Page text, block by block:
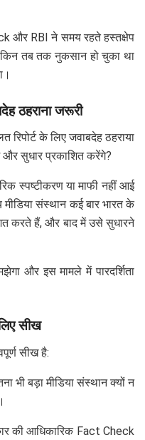
और RBI ने समय रहते हस्तक्षेप
तब तक नुकसान हो चुका था
ठहराना जरूरी
रिपोर्ट के लिए जवाबदेह ठहराया
और सुधार प्रकाशित करेंगे?
स्पष्टीकरण या माफी नहीं आई
मीडिया संस्थान कई बार भारत के
करते हैं, और बाद में उसे सुधारने
और इस मामले में पारदर्शिता
सीख
सीख है:
भी बड़ा मीडिया संस्थान क्यों न
की आधिकारिक Fact Check